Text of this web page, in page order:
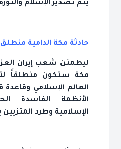
يتم تصدير الإسلام
حادثة مكة الدامية منطلق
ليطمئن شعب إيران
مكة ستكون منطلقاً
العالم الإسلامي
الأنظمة الفاسدة
الإسلامية وطرد